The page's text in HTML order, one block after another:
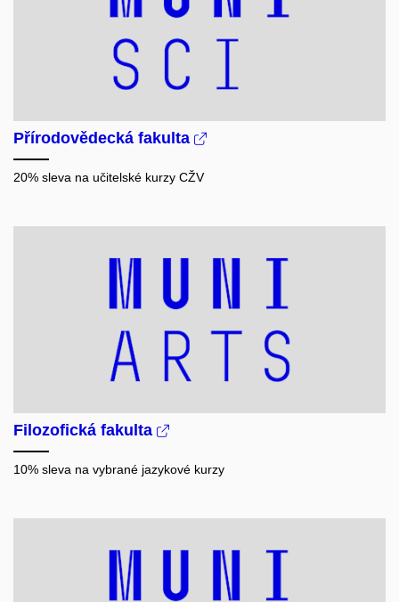
Přírodovědecká fakulta
20% sleva na učitelské kurzy CŽV
Filozofická fakulta
10% sleva na vybrané jazykové kurzy